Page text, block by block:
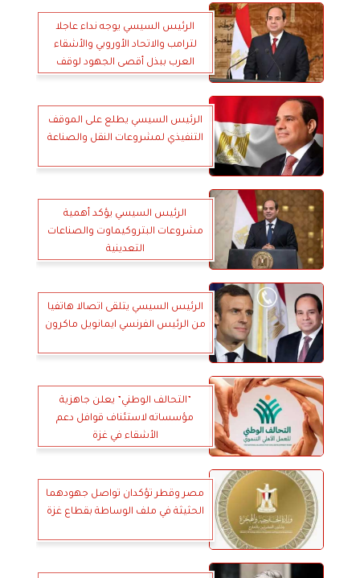
الرئيس السيسي يوجه نداء عاجلا
لترامب والاتحاد الأوروبي والأشقاء
العرب ببذل أقصى الجهود لوقف
الرئيس السيسي يطلع على الموقف
التنفيذي لمشروعات النقل والصناعة
الرئيس السيسي يؤكد أهمية
مشروعات البتروكيماوت والصناعات
التعدينية
الرئيس السيسي يتلقى اتصالا هاتفيا
من الرئيس الفرنسي ايمانويل ماكرون
”التحالف الوطني” يعلن جاهزية
مؤسساته لاستئناف قوافل دعم
الأشقاء في غزة
مصر وقطر تؤكدان تواصل جهودهما
الحثيثة في ملف الوساطة بقطاع غزة